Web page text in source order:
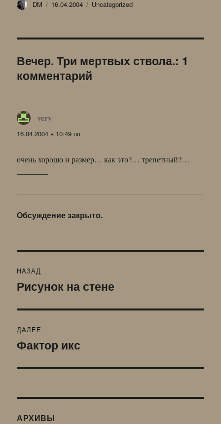
Автор
DM Опубликовано
16.04.2004 Рубрики
Uncategorized
Вечер. Три мертвых ствола.: 1
комментарий
verv
16.04.2004 в 10:49 пп
очень хорошо и размер… как это?… трепетный?…
————
Обсуждение закрыто.
по
НАЗАД
Предыдущая
Рисунок на стене
ДАЛЕЕ
Следующая
Фактор икс
АРХИВЫ